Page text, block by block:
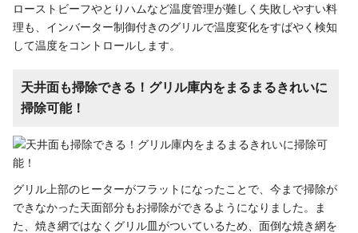
ローストビーフやとりハムなど温度管理が難しく失敗しやすい料
理も、インバーター制御付きのグリルで温度変化をすばやく検知
して温度をコントロールします。
天井面も掃除できる！グリル庫内をまるまるきれいに
掃除可能！
グリル上部のヒーターがフラットになったことで、今まで掃除が
できなかった天面部分もお掃除ができるようになりました。ま
た、焼き網ではなくグリル皿がついているため、面倒な焼き網を